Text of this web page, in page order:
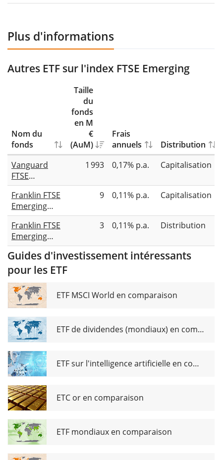
Plus d'informations
Autres ETF sur l'index FTSE Emerging
Nom du
fonds
Taille
du
fonds
en M
€
(AuM)
Frais
annuels
Distribution
Vanguard
FTSE
Emerging
Markets
UCITS ETF
(USD)
Accumulating
1 993 0,17% p.a. Capitalisation
Franklin FTSE
Emerging
Markets
UCITS ETF
(Acc)
9 0,11% p.a. Capitalisation
Franklin FTSE
Emerging
Markets
UCITS ETF
Dist
3 0,11% p.a. Distribution
Guides d'investissement intéressants
pour les ETF
ETF MSCI World en comparaison
ETF de dividendes (mondiaux) en comparaison
ETF sur l'intelligence artificielle en comparaison
ETC or en comparaison
ETF mondiaux en comparaison